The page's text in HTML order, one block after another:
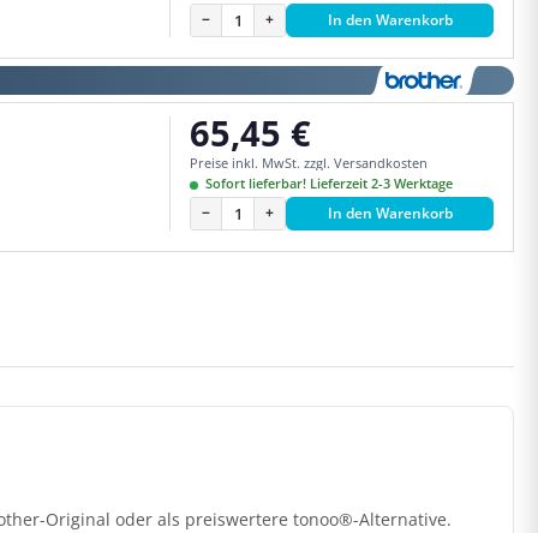
− + In den Warenkorb
Regulärer Preis:
65,45 €
Preise inkl. MwSt. zzgl. Versandkosten
Sofort lieferbar! Lieferzeit 2-3 Werktage
− + In den Warenkorb
Original oder als preiswertere tonoo®-Alternative.